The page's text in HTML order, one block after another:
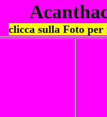
clicca sulla Foto